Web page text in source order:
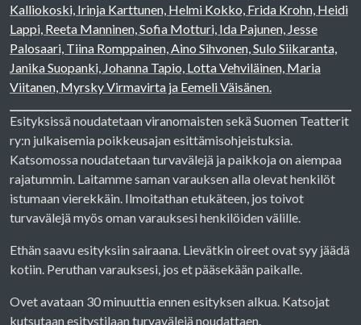
Kalliokoski, Irinja Karttunen, Helmi Kokko, Frida Krohn, Heidi
Lappi, Reeta Manninen, Sofia Motturi, Ida Pajunen, Jesse
Palosaari, Tiina Romppainen, Aino Sihvonen, Sulo Siikaranta,
Janika Suopanki, Johanna Tapio, Lotta Vehviläinen, Maria
Viitanen, Myrsky Virmavirta ja Eemeli Väisänen.
Esityksissä noudatetaan viranomaisten sekä Suomen Teatterit
ry:n julkaisemia poikkeusajan esittämisohjeistuksia.
Katsomossa noudatetaan turvavälejä ja paikkoja on aiempaa
rajatummin. Laitamme saman varauksen alla olevat henkilöt
istumaan vierekkäin. Ilmoitathan etukäteen, jos toivot
turvavälejä myös oman varauksesi henkilöiden välille.
Ethän saavu esityksiin sairaana. Lievätkin oireet ovat syy jäädä
kotiin. Peruthan varauksesi, jos et pääsekään paikalle.
Ovet avataan 30 minuuttia ennen esityksen alkua. Katsojat
kutsutaan esitystilaan turvavälejä noudattaen.